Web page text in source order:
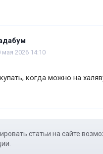
мая 2026 14:10
когда можно на
статьи на сайте